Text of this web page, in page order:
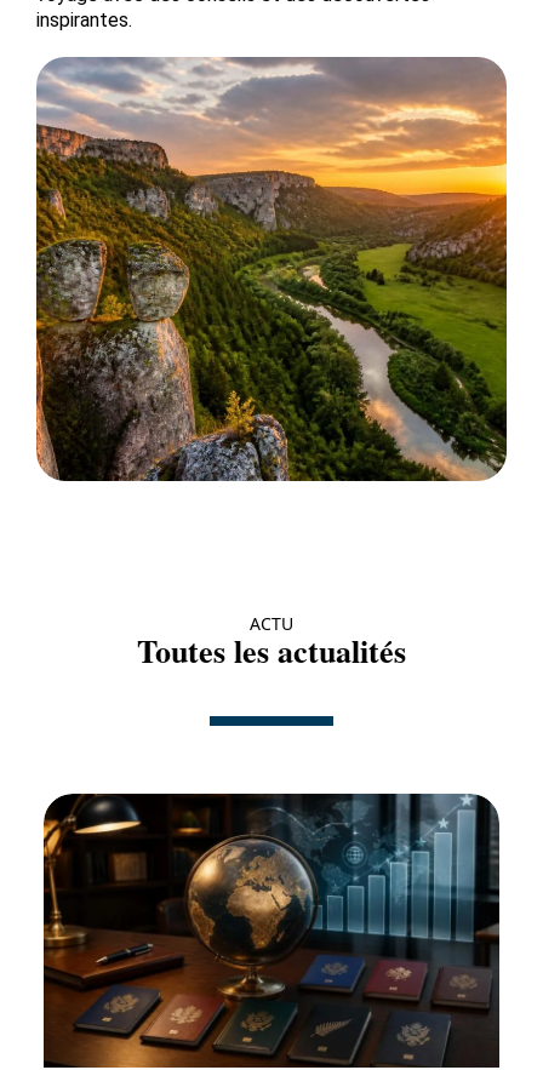
inspirantes.
ACTU
Toutes les actualités
Actu